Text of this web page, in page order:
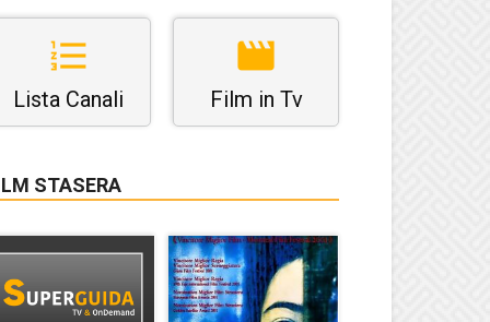
Lista Canali Film in Tv
STASERA